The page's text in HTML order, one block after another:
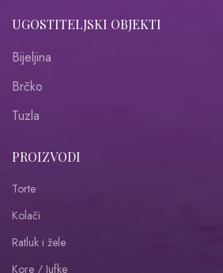
UGOSTITELJSKI OBJEKTI
Bijeljina
Brčko
Tuzla
PROIZVODI
Torte
Kolači
Ratluk i žele
Kore / Jufke